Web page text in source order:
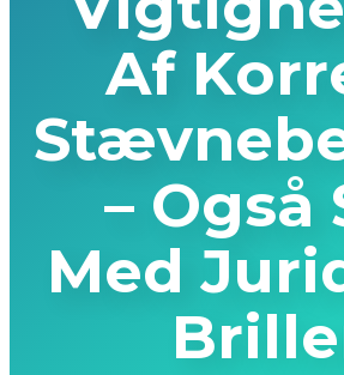
Af
– Også
Med